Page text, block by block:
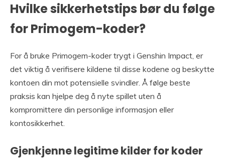
Hvilke sikkerhetstips bør du følge
for Primogem-koder?
For å bruke Primogem-koder trygt i Genshin Impact, er
det viktig å verifisere kildene til disse kodene og beskytte
kontoen din mot potensielle svindler. Å følge beste
praksis kan hjelpe deg å nyte spillet uten å
kompromittere din personlige informasjon eller
kontosikkerhet.
Gjenkjenne legitime kilder for koder